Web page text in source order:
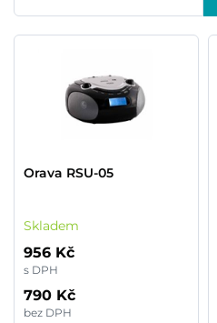
Orava RSU-05
Skladem
956 Kč
s DPH
790 Kč
bez DPH